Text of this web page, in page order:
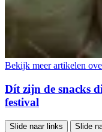
Bekijk meer artikelen
Dít zijn de snacks
festival
Slide naar links Slide